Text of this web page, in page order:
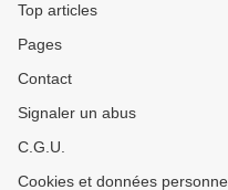
Top articles
Pages
Contact
Signaler un abus
C.G.U.
Cookies et données